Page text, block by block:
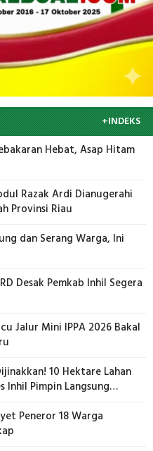
+INDEKS
Hebat, Asap Hitam
Razak Ardi Dianugerahi
Provinsi Riau
dan Serang Warga, Ini
Desak Pemkab Inhil Segera
Jalur Mini IPPA 2026 Bakal
10 Hektare Lahan
Inhil Pimpin Langsung
Peneror 18 Warga